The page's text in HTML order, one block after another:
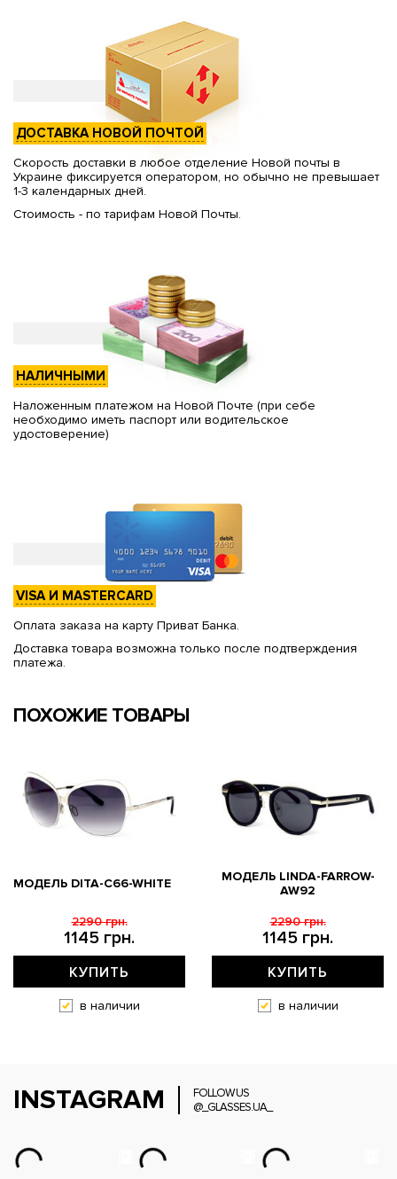
ДОСТАВКА НОВОЙ ПОЧТОЙ
Скорость доставки в любое отделение Новой почты в
Украине фиксируется оператором, но обычно не превышает
1-3 календарных дней.
Стоимость - по тарифам Новой Почты.
НАЛИЧНЫМИ
Наложенным платежом на Новой Почте (при себе
необходимо иметь паспорт или водительское
удостоверение)
VISA И MASTERCARD
Оплата заказа на карту Приват Банка.
Доставка товара возможна только после подтверждения
платежа.
ПОХОЖИЕ ТОВАРЫ
МОДЕЛЬ DITA-C66-WHITE
1145 грн.
2290 грн.
КУПИТЬ
в наличии
МОДЕЛЬ LINDA-FARROW-
AW92
1145 грн.
2290 грн.
КУПИТЬ
в наличии
INSTAGRAM
FOLLOW US
@_GLASSES.UA_